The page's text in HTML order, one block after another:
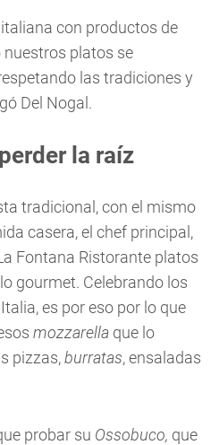
con productos de
nuestros platos se
las tradiciones y
Del Nogal.
la raíz
tradicional, con el mismo
casera, el chef principal,
Fontana Ristorante platos
gourmet. Celebrando los
es por eso por lo que
mozzarella que lo
pizzas,burratas, ensaladas
probar su Ossobuco, que